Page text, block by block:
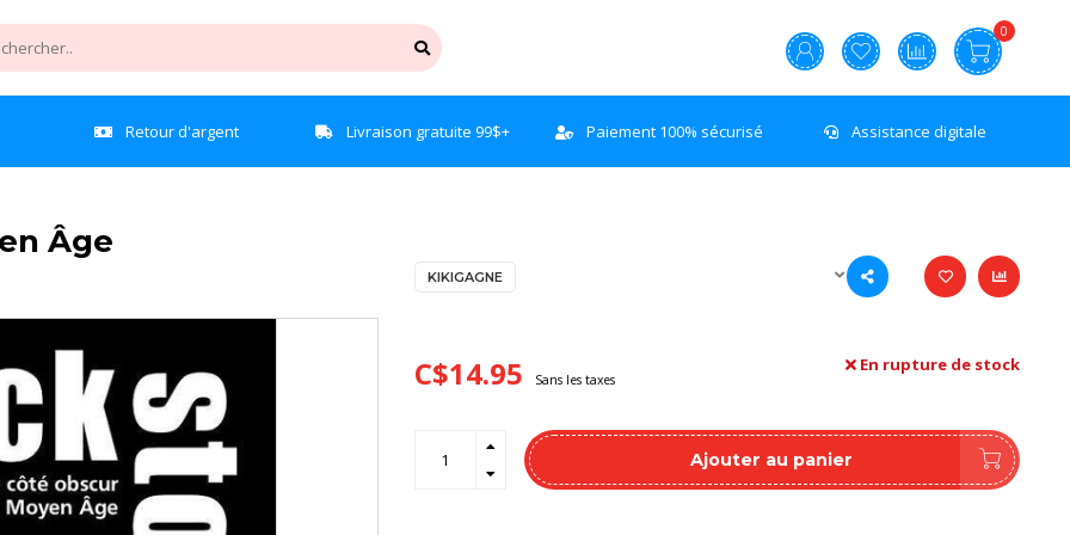
0
Retour d'argent Livraison gratuite 99$+ Paiement 100% sécurisé Assistance digitale
Âge
KIKIGAGNE
C$14.95 Sans les taxes
En rupture de stock
Ajouter au panier